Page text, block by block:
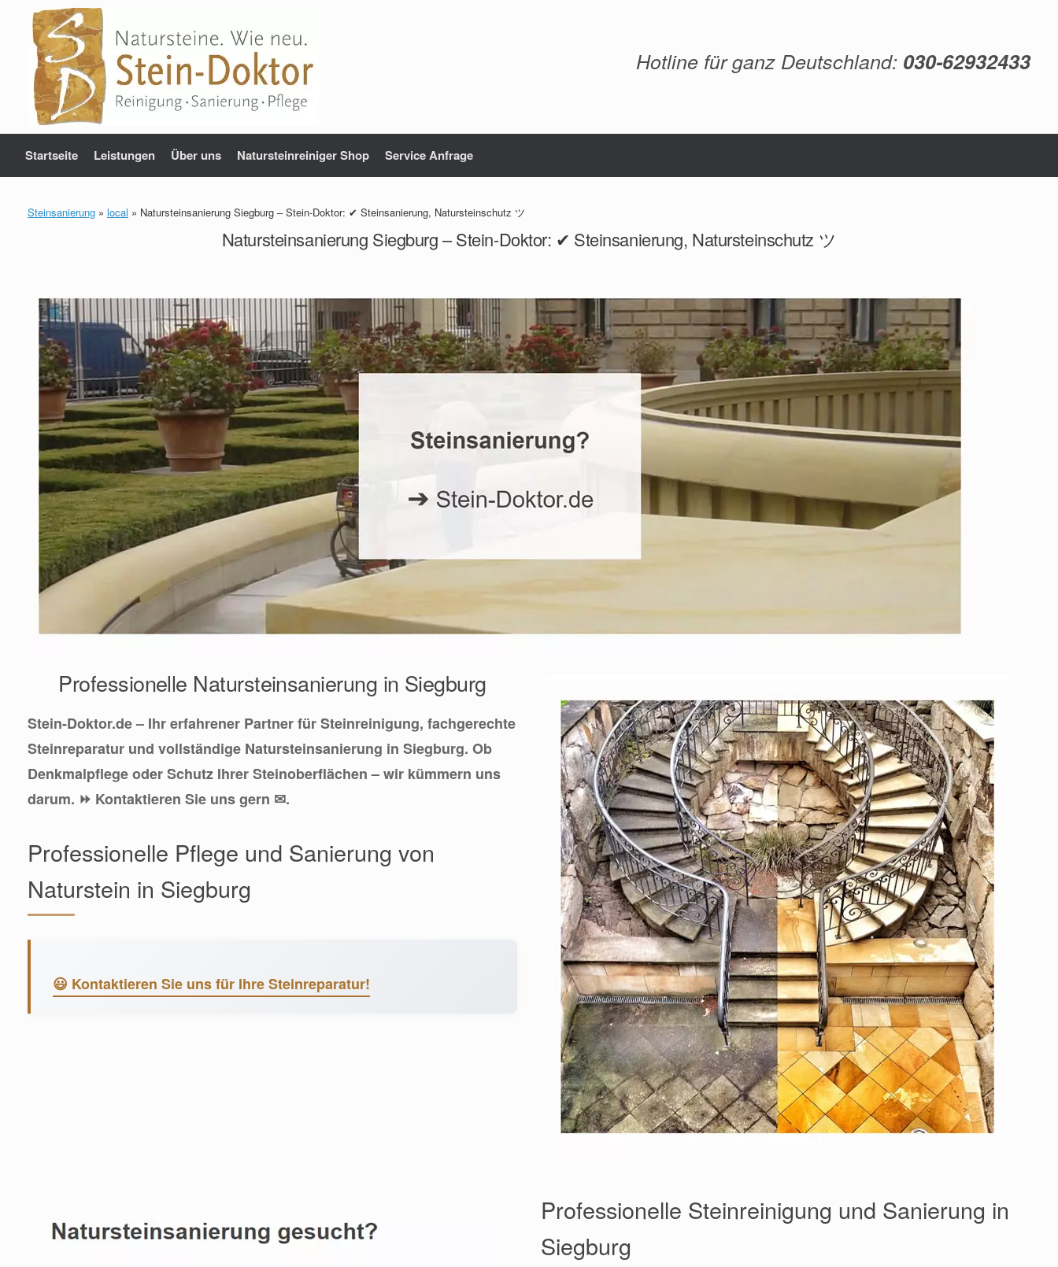
springen
Hotline für ganz Deutschland: 030-62932433
Startseite Leistungen Über uns Natursteinreiniger Shop Service Anfrage
Steinsanierung » local » Natursteinsanierung Siegburg – Stein-Doktor: ✔ Steinsanierung, Natursteinschutz ツ
Natursteinsanierung Siegburg – Stein-Doktor: ✔ Steinsanierung, Natursteinschutz ツ
Professionelle Natursteinsanierung in Siegburg
Stein-Doktor.de – Ihr erfahrener Partner für Steinreinigung, fachgerechte
Steinreparatur und vollständige Natursteinsanierung in Siegburg. Ob
Denkmalpflege oder Schutz Ihrer Steinoberflächen – wir kümmern uns
darum. ⏩ Kontaktieren Sie uns gern ✉.
Professionelle Pflege und Sanierung von
Naturstein in Siegburg
😃 Kontaktieren Sie uns für Ihre Steinreparatur!
Professionelle Steinreinigung und Sanierung in
Siegburg